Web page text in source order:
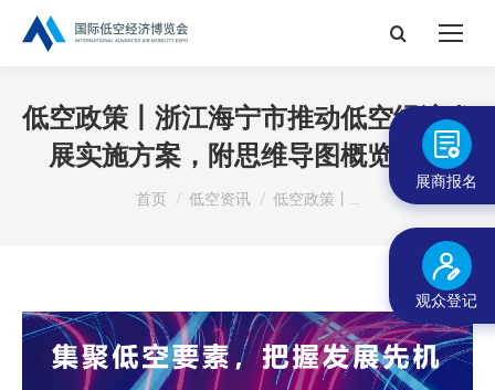
搜
低空政策丨浙江海宁市推动低空经济发
展实施方案，附思维导图概览全文
您在这里：
首页 低空资讯 低空政策丨…
展商报名
观众登记